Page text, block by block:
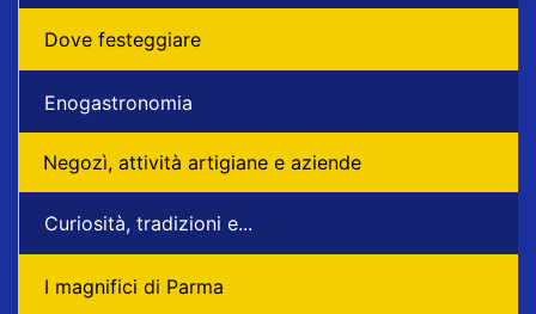
Dove festeggiare
Enogastronomia
Negozì, attività artigiane e aziende
Curiosità, tradizioni e...
I magnifici di Parma